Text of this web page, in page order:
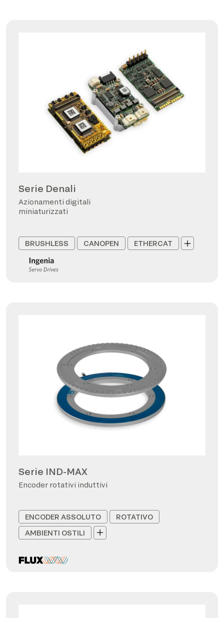
Serie Denali
Azionamenti digitali
miniaturizzati
BRUSHLESS CANOPEN ETHERCAT
Serie IND-MAX
Encoder rotativi induttivi
ENCODER ASSOLUTO
ROTATIVO
AMBIENTI OSTILI